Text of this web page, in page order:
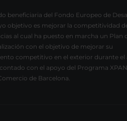
beneficiaria del Fondo Europeo de
objetivo es mejorar la competitividad
al cual ha puesto en marcha un Plan
con el objetivo de mejorar su
competitivo en el exterior durante el
con el apoyo del Programa
de Barcelona.